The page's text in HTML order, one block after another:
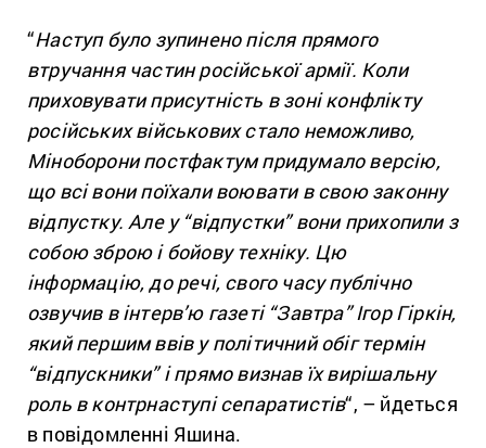
“Наступ було зупинено після прямого
втручання частин російської армії. Коли
приховувати присутність в зоні конфлікту
російських військових стало неможливо,
Міноборони постфактум придумало версію,
що всі вони поїхали воювати в свою законну
відпустку. Але у “відпустки” вони прихопили з
собою зброю і бойову техніку. Цю
інформацію, до речі, свого часу публічно
озвучив в інтерв’ю газеті “Завтра” Ігор Гіркін,
який першим ввів у політичний обіг термін
“відпускники” і прямо визнав їх вирішальну
роль в контрнаступі сепаратистів“, – йдеться
в повідомленні Яшина.